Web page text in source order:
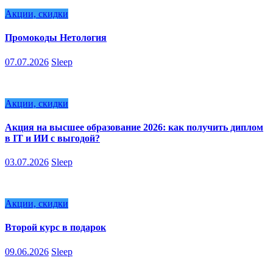
Акции, скидки
Промокоды Нетология
07.07.2026 Sleep
Акции, скидки
Акция на высшее образование 2026: как получить диплом
в IT и ИИ с выгодой?
03.07.2026 Sleep
Акции, скидки
Второй курс в подарок
09.06.2026 Sleep